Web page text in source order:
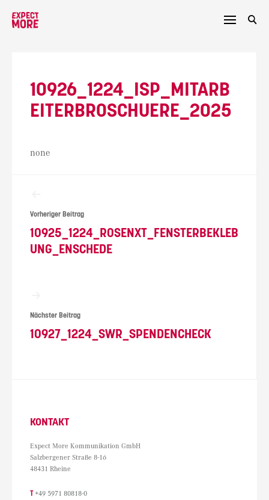
10926_1224_ISP_MITARB
EITERBROSCHUERE_2025
none
Vorheriger Beitrag
10925_1224_ROSENXT_FENSTERBEKLEB
UNG_ENSCHEDE
Nächster Beitrag
10927_1224_SWR_SPENDENCHECK
KONTAKT
Expect More Kommunikation GmbH
Salzbergener Straße 8-16
48431 Rheine
T +49 5971 80818-0